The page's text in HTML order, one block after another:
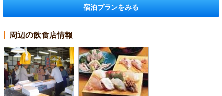
宿泊プランをみる
周辺の飲食店情報